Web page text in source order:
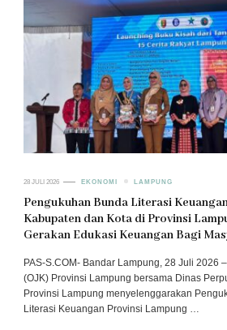
28 JULI 2026 EKONOMI LAMPUNG
Pengukuhan Bunda Literasi
Kabupaten dan Kota di Provinsi
Gerakan Edukasi Keuangan Bagi
PAS-S.COM- Bandar Lampung, 28 Juli 2026
(OJK) Provinsi Lampung bersama Dinas
Provinsi Lampung menyelenggarakan
Literasi Keuangan Provinsi Lampung …